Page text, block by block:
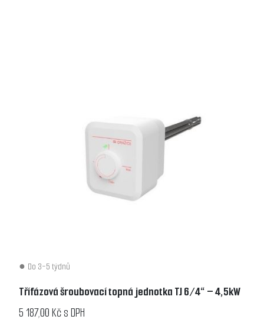
Do 3-5 týdnů
Třífázová šroubovací topná jednotka TJ 6/4“ – 4,5kW
5 187,00 Kč s DPH